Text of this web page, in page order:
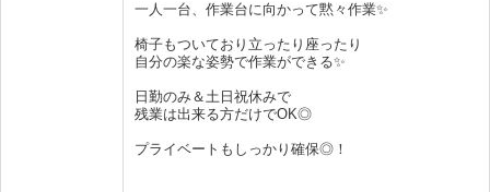
一人一台、作業台に向かって黙々作業✨
椅子もついており立ったり座ったり
自分の楽な姿勢で作業ができる✨
日勤のみ＆土日祝休みで
残業は出来る方だけでOK◎
プライベートもしっかり確保◎！